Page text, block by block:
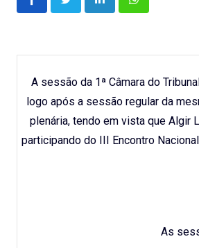
LinkedInWhatsapp
A sessão da 1ª Câmara do
logo após a sessão regular da
plenária, tendo em vista que Algir
participando do III Encontro
As